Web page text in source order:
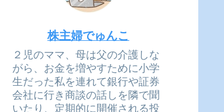
株主婦でゅんこ
２児のママ、母は父の介護しな
がら、お金を増やすために小学
生だった私を連れて銀行や証券
会社に行き商談の話しを隣で聞
いたり、定期的に開催される投